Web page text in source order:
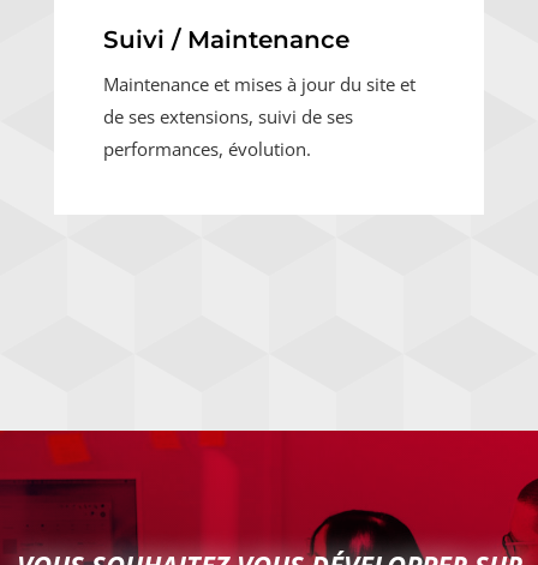
Suivi / Maintenance
Maintenance et mises à jour du site et
de ses extensions, suivi de ses
performances, évolution.